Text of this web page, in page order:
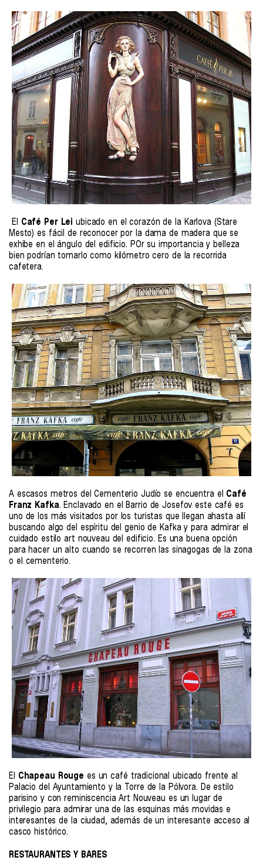
El Café Per Lei ubicado en el corazón de la Karlova (Stare
Mesto) es fácil de reconocer por la dama de madera que se
exhibe en el ángulo del edificio. POr su importancia y belleza
bien podrían tomarlo como kilómetro cero de la recorrida
cafetera.
A escasos metros del Cementerio Judío se encuentra el Café
Franz Kafka. Enclavado en el Barrio de Josefov este café es
uno de los más visitados por los turistas que llegan ahasta allí
buscando algo del espíritu del genio de Kafka y para admirar el
cuidado estilo art nouveau del edificio. Es una buena opción
para hacer un alto cuando se recorren las sinagogas de la zona
o el cementerio.
El Chapeau Rouge es un café tradicional ubicado frente al
Palacio del Ayuntamiento y la Torre de la Pólvora. De estilo
parisino y con reminiscencia Art Nouveau es un lugar de
privilegio para admirar una de las esquinas más movidas e
interesantes de la ciudad, además de un interesante acceso al
casco histórico.
RESTAURANTES Y BARES